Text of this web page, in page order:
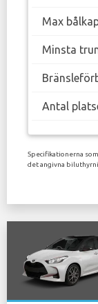
Max
Minsta
Antal
Specifikationerna
det angivna